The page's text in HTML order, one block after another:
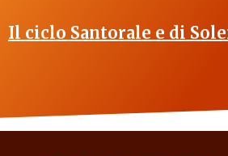
Il ciclo Santorale e di